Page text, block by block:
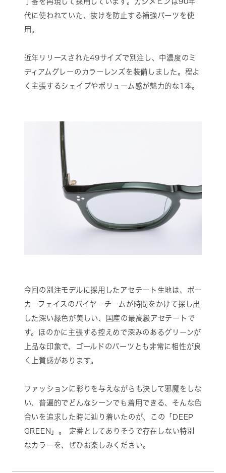
代に使われていた、抜けを防止する補強パーツを使
用。
近年リリースされた49サイズで別注し、中濃度のミ
ディアムグレーのカラーレンズを装備しました。程よ
く主張するシェイプやボリューム感が魅力的な1本。
今回の別注モデルに採用したアセテート生地は、ポー
カーフェイスのバイヤーチームが時間をかけて探し出
した深い緑色が美しい、国産の最高級アセテートで
す。ほのかに主張する控えめで深みのあるグリーンが
上品な印象で、ゴールドのパーツとも非常に相性が良
く上質感があります。
ファッションに彩りを与えながらも決して邪魔をしな
い、普遍的でどんなシーンでも着用できる、そんな色
合いを追求した時に辿り着いたのが、この「DEEP
GREEN」。 定番としてありそうで存在しない特別
なカラーを、ぜひお楽しみください。